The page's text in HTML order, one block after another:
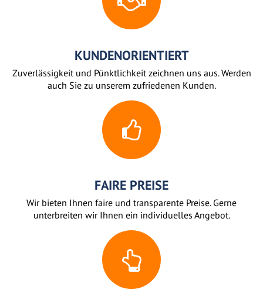
KUNDENORIENTIERT
Zuverlässigkeit und Pünktlichkeit zeichnen uns aus. Werden
auch Sie zu unserem zufriedenen Kunden.
FAIRE PREISE
Wir bieten Ihnen faire und transparente Preise. Gerne
unterbreiten wir Ihnen ein individuelles Angebot.